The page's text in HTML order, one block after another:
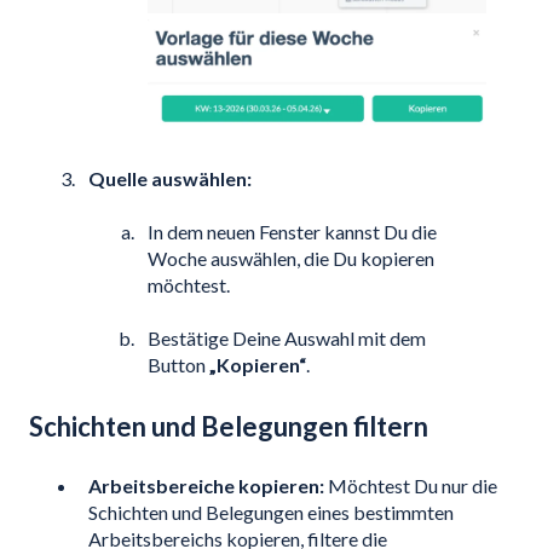
Quelle auswählen:
In dem neuen Fenster kannst Du die
Woche auswählen, die Du kopieren
möchtest.
Bestätige Deine Auswahl mit dem
Button„Kopieren“.
Schichten und Belegungen filtern
Arbeitsbereiche kopieren: Möchtest Du nur die
Schichten und Belegungen eines bestimmten
Arbeitsbereichs kopieren, filtere die